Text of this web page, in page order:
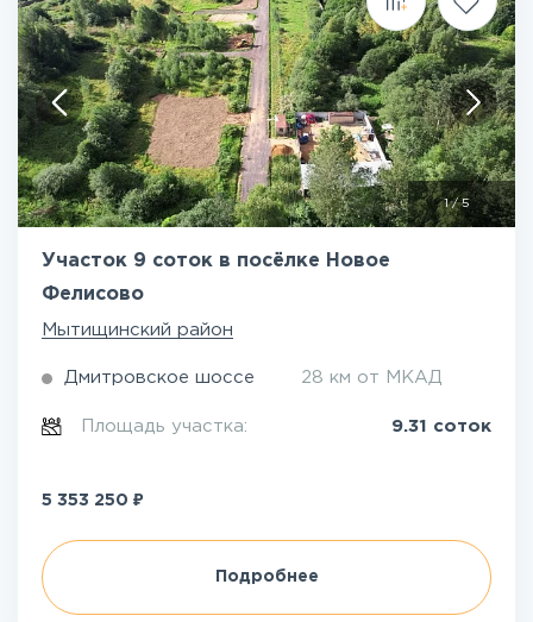
1/5
Участок 9 соток в посёлке Новое
Фелисово
Мытищинский район
Дмитровское шоссе 28 км от МКАД
Площадь участка: 9.31 соток
5 353 250 ₽
Подробнее